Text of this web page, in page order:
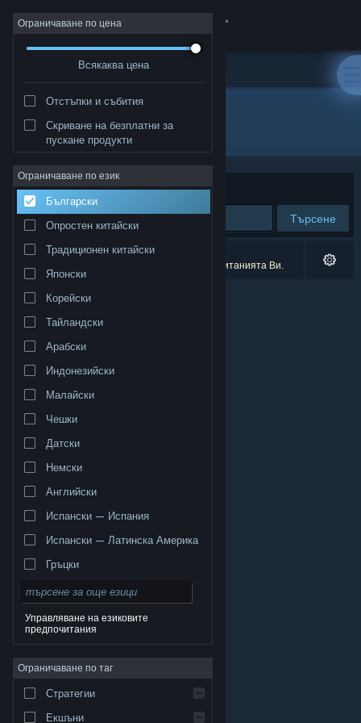
Вписване
Относно
Поддръжка
Смяна на езика
търговски марки принадлежат на съответните им
собственици в САЩ и други страни.
поверителност|Юридическа информация|
Достъпност|Условия за ползване на Steam
Възстановявания|Бисквитки
Ограничаване по цена
Всякаква цена
Отстъпки и събития
Скриване на безплатни за
пускане продукти
Ограничаване по език
Български
Опростен китайски
Традиционен китайски
Японски
Корейски
Тайландски
Арабски
Индонезийски
Малайски
Чешки
Датски
Немски
Английски
Испански — Испания
Испански — Латинска Америка
Гръцки
Управляване на езиковите
предпочитания
Ограничаване по таг
Стратегии
Екшъни
Разработчик: Valkeala Software
Сортиране по Съответстване
Търсене
0 резултата съответстват на търсенето Ви.
95 заглавия бяха изключени спрямо предпочитанията Ви.